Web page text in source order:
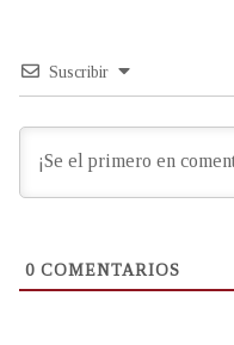
Suscribir
0 COMENTARIOS